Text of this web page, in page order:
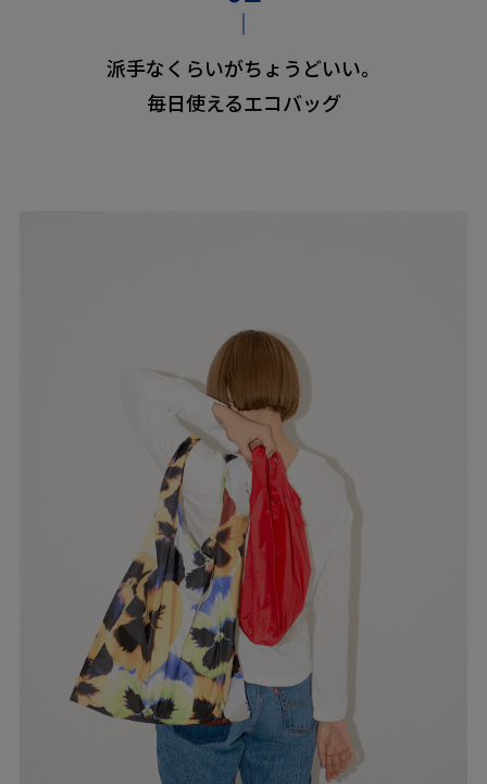
派手なくらいがちょうどいい。
毎日使えるエコバッグ